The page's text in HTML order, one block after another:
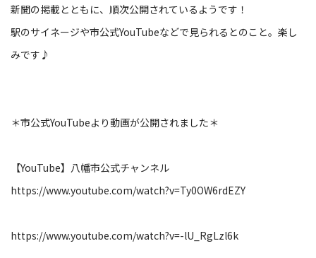
新聞の掲載とともに、順次公開されているようです！
駅のサイネージや市公式YouTubeなどで見られるとのこと。楽し
みです♪
＊市公式YouTubeより動画が公開されました＊
【YouTube】八幡市公式チャンネル
https://www.youtube.com/watch?v=Ty0OW6rdEZY
https://www.youtube.com/watch?v=-lU_RgLzl6k